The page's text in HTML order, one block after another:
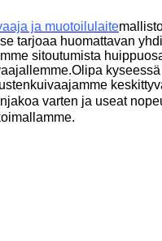
ja muotoilulaite
tarjoaa huomattavan
sitoutumista
varten ja useat